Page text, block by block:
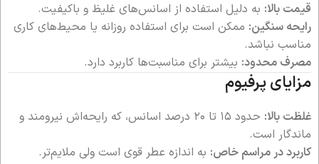
قیمت بالا: به دلیل استفاده از اسانس‌های غلیظ و باکیفیت.
رایحه سنگین: ممکن است برای استفاده روزانه یا محیط‌های کاری
مناسب نباشد.
مصرف محدود: بیشتر برای مناسبت‌ها کاربرد دارد.
مزایای پرفیوم
غلظت بالا:
حدود ۱۵ تا ۲۰ درصد اسانس، که رایحه‌اش نیرومند و
ماندگار است.
کاربرد در مراسم خاص: به اندازه عطر قوی است ولی ملایم‌تر.